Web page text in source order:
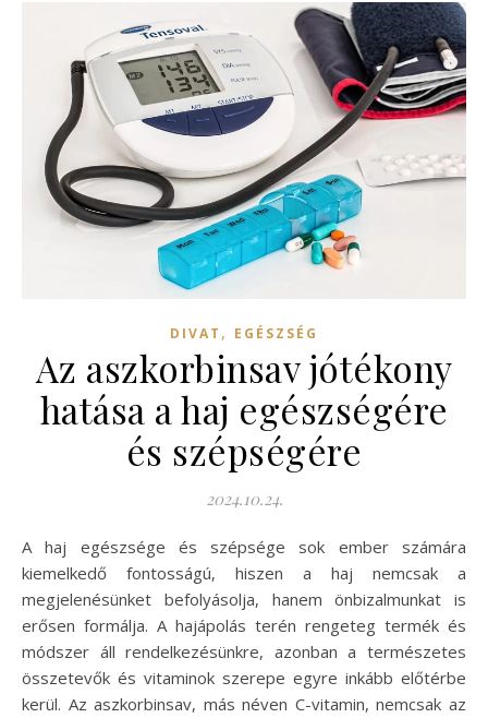
DIVAT , EGÉSZSÉG
Az aszkorbinsav jótékony
hatása a haj egészségére
és szépségére
2024.10.24.
A haj egészsége és szépsége sok ember számára
kiemelkedő fontosságú, hiszen a haj nemcsak a
megjelenésünket befolyásolja, hanem önbizalmunkat is
erősen formálja. A hajápolás terén rengeteg termék és
módszer áll rendelkezésünkre, azonban a természetes
összetevők és vitaminok szerepe egyre inkább előtérbe
kerül. Az aszkorbinsav, más néven C-vitamin, nemcsak az